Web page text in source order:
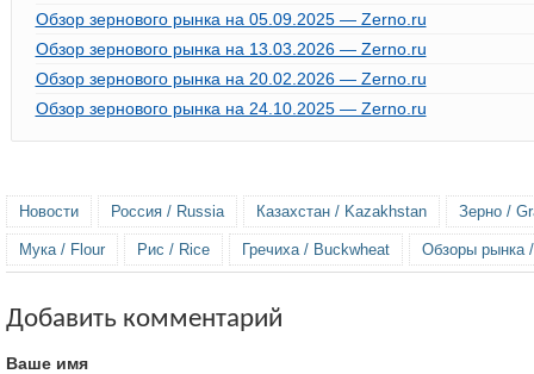
Обзор зернового рынка на 05.09.2025 — Zerno.ru
Обзор зернового рынка на 13.03.2026 — Zerno.ru
Обзор зернового рынка на 20.02.2026 — Zerno.ru
Обзор зернового рынка на 24.10.2025 — Zerno.ru
Новости Россия / Russia Казахстан / Kazakhstan Зерно /
Мука / Flour Рис / Rice Гречиха / Buckwheat Обзоры рынка
Добавить комментарий
Ваше имя